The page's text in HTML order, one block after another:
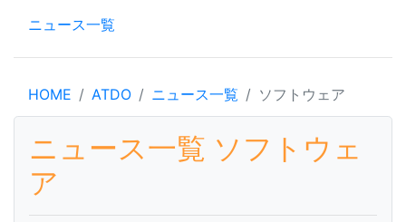
ニュース一覧
HOME ATDO ニュース一覧 ソフトウェア
ニュース一覧 ソフトウェ
ア